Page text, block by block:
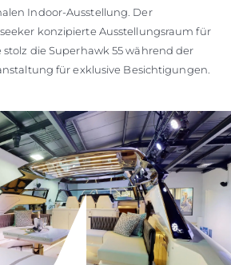
Indoor-Ausstellung. Der
konzipierte Ausstellungsraum für
die Superhawk 55 während der
für exklusive Besichtigungen.